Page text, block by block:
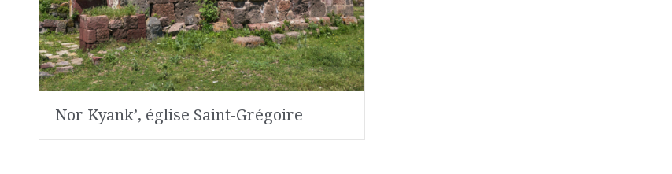
Nor Kyank’, église Saint-Grégoire